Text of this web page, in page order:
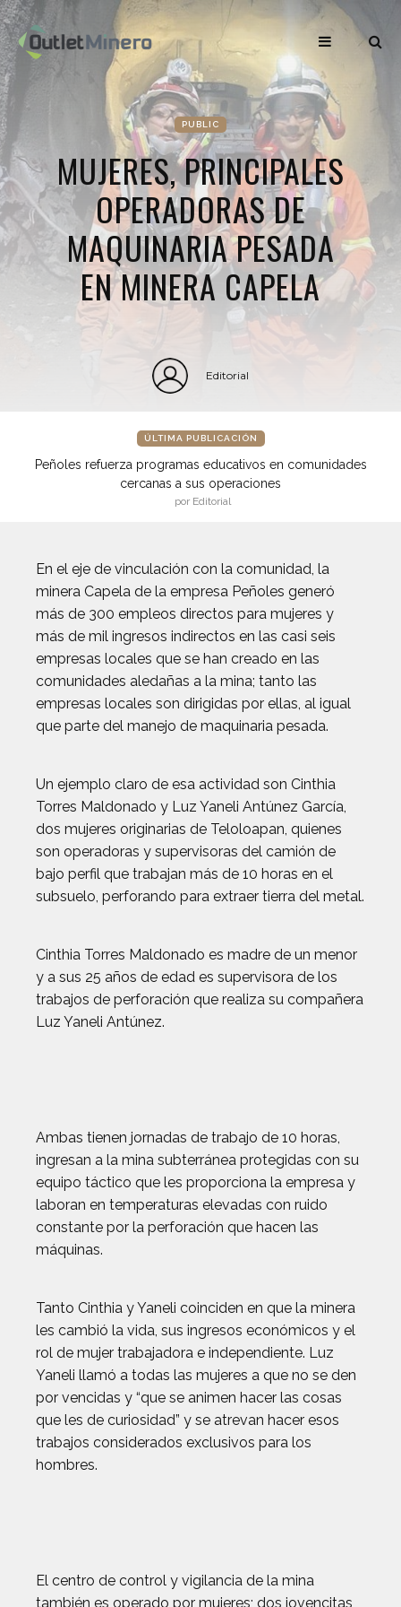
PUBLIC
MUJERES, PRINCIPALES
OPERADORAS DE
MAQUINARIA PESADA
EN MINERA CAPELA
Editorial
ÚLTIMA PUBLICACIÓN
Peñoles refuerza programas educativos en comunidades
cercanas a sus operaciones
por Editorial
En el eje de vinculación con la comunidad, la
minera Capela de la empresa Peñoles generó
más de 300 empleos directos para mujeres y
más de mil ingresos indirectos en las casi seis
empresas locales que se han creado en las
comunidades aledañas a la mina; tanto las
empresas locales son dirigidas por ellas, al igual
que parte del manejo de maquinaria pesada.
Un ejemplo claro de esa actividad son Cinthia
Torres Maldonado y Luz Yaneli Antúnez García,
dos mujeres originarias de Teloloapan, quienes
son operadoras y supervisoras del camión de
bajo perfil que trabajan más de 10 horas en el
subsuelo, perforando para extraer tierra del metal.
Cinthia Torres Maldonado es madre de un menor
y a sus 25 años de edad es supervisora de los
trabajos de perforación que realiza su compañera
Luz Yaneli Antúnez.
Ambas tienen jornadas de trabajo de 10 horas,
ingresan a la mina subterránea protegidas con su
equipo táctico que les proporciona la empresa y
laboran en temperaturas elevadas con ruido
constante por la perforación que hacen las
máquinas.
Tanto Cinthia y Yaneli coinciden en que la minera
les cambió la vida, sus ingresos económicos y el
rol de mujer trabajadora e independiente. Luz
Yaneli llamó a todas las mujeres a que no se den
por vencidas y “que se animen hacer las cosas
que les de curiosidad” y se atrevan hacer esos
trabajos considerados exclusivos para los
hombres.
El centro de control y vigilancia de la mina
también es operado por mujeres; dos jovencitas